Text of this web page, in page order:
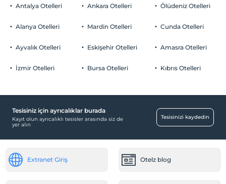
Antalya Otelleri
Alanya Otelleri
Ayvalık Otelleri
İzmir Otelleri
Ankara Otelleri
Mardin Otelleri
Eskişehir Otelleri
Bursa Otelleri
Ölüdeniz Otelleri
Cunda Otelleri
Amasra Otelleri
Kıbrıs Otelleri
Tesisiniz için ayrıcalıklar burada
Kayıt olun ayrıcalıklı tesisler arasında siz de
yer alın
Tesisinizi kaydedin
Extranet Giriş Otelz blog